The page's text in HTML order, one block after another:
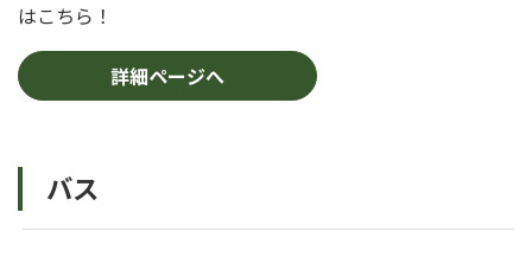
はこちら！
詳細ページへ
バス